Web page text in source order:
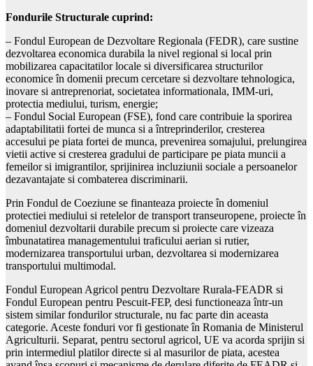
Fondurile Structurale cuprind:
– Fondul European de Dezvoltare Regionala (FEDR), care sustine
dezvoltarea economica durabila la nivel regional si local prin
mobilizarea capacitatilor locale si diversificarea structurilor
economice în domenii precum cercetare si dezvoltare tehnologica,
inovare si antreprenoriat, societatea informationala, IMM-uri,
protectia mediului, turism, energie;
– Fondul Social European (FSE), fond care contribuie la sporirea
adaptabilitatii fortei de munca si a întreprinderilor, cresterea
accesului pe piata fortei de munca, prevenirea somajului, prelungirea
vietii active si cresterea gradului de participare pe piata muncii a
femeilor si imigrantilor, sprijinirea incluziunii sociale a persoanelor
dezavantajate si combaterea discriminarii.
Prin Fondul de Coeziune se finanteaza proiecte în domeniul
protectiei mediului si retelelor de transport transeuropene, proiecte în
domeniul dezvoltarii durabile precum si proiecte care vizeaza
îmbunatatirea managementului traficului aerian si rutier,
modernizarea transportului urban, dezvoltarea si modernizarea
transportului multimodal.
Fondul European Agricol pentru Dezvoltare Rurala-FEADR si
Fondul European pentru Pescuit-FEP, desi functioneaza într-un
sistem similar fondurilor structurale, nu fac parte din aceasta
categorie. Aceste fonduri vor fi gestionate în Romania de Ministerul
Agriculturii. Separat, pentru sectorul agricol, UE va acorda sprijin si
prin intermediul platilor directe si al masurilor de piata, acestea